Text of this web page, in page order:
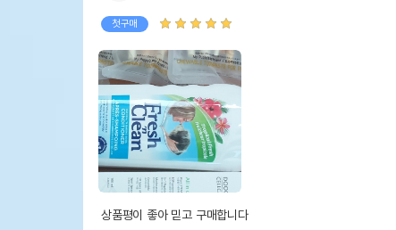
첫구매
상품평이 좋아 믿고 구매합니다